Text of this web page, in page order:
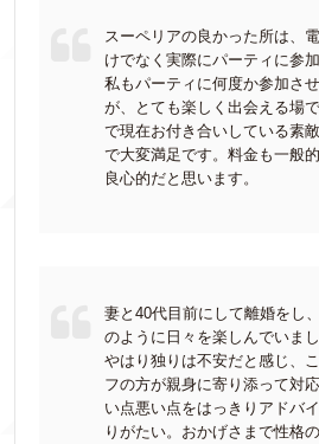
スーペリアの良かった所は、
けでなく実際にパーティに参
私もパーティに何度か参加さ
が、とても楽しく出会える場
で現在お付き合いしている素
で大変満足です。料金も一般
良心的だと思います。
妻と40代目前にして離婚をし
のように日々を楽しんでいま
やはり独りは不安だと感じ、
フの方が親身に寄り添って対
い点悪い点をはっきりアドバ
りがたい。おかげさまで性格